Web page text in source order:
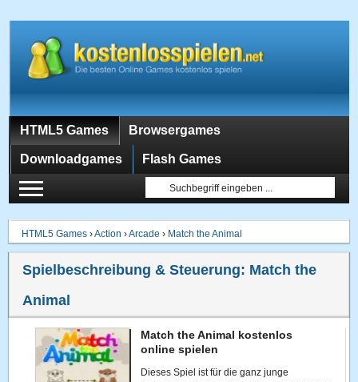
HTML5 Games Browsergames
Downloadgames Flash Games
HTML5 Games ›Action ›Arcade › Match the Animal
Spielbeschreibung & Steuerung: Match the
Animal
Match the Animal kostenlos
online spielen
Dieses Spiel ist für die ganz junge